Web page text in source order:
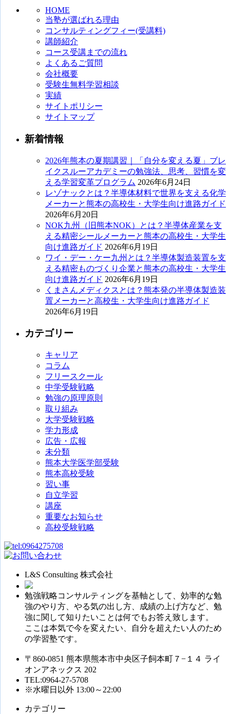
HOME
当塾が選ばれる理由
コンサルティングフィー(受講料)
講師紹介
コース受講までの流れ
よくあるご質問
会社概要
受験生無料学習相談
実績
サイトポリシー
サイトマップ
新着情報
2026年熊本の夏期講習｜「自分を変える夏」ブレ
イクスルーアカデミーの勉強法、思考、習慣を変
える学習変革プログラム 2026年6月24日
レゾナックとは？半導体材料で世界を支える化学
メーカーと熊本の高校生・大学生向け進路ガイド
2026年6月20日
NOK九州（旧熊本NOK）とは？半導体産業を支
える精密シールメーカーと熊本の高校生・大学生
向け進路ガイド 2026年6月19日
ワイ・デー・ケー九州とは？半導体製造装置を支
える精密ものづくり企業と熊本の高校生・大学生
向け進路ガイド 2026年6月19日
くまさんメディクスとは？熊本発の半導体製造装
置メーカーと高校生・大学生向け進路ガイド
2026年6月19日
カテゴリー
キャリア
コラム
フリースクール
中学受験戦略
勉強の原理原則
取り組み
大学受験戦略
学力形成
広告・広報
未分類
熊本大学医学部受験
熊本高校受験
習い事
自立学習
講座
重要なお知らせ
高校受験戦略
L&S Consulting 株式会社
勉強戦略コンサルティングを基軸として、効率的な勉
強のやり方、やる気の出し方、成績の上げ方など、勉
強に関して知りたいことは何でもお答え致します。
ここは本気で今を変えたい、自分を超えたい人のため
の学習塾です。
〒860-0851 熊本県熊本市中央区子飼本町７−１４ ライ
オンアネックス 202
TEL:0964-27-5708
※水曜日以外 13:00～22:00
カテゴリー